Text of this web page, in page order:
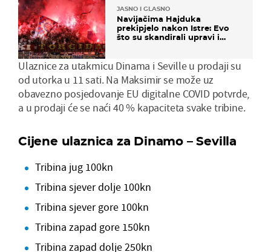
JASNO I GLASNO
Navijačima Hajduka
prekipjelo nakon Istre: Evo
što su skandirali upravi i
Ulaznice za utakmicu Dinama i Seville u prodaji su
od utorka u 11 sati. Na Maksimir se može uz
obavezno posjedovanje EU digitalne COVID potvrde,
a u prodaji će se naći 40 % kapaciteta svake tribine.
Cijene ulaznica za Dinamo – Sevilla
Tribina jug 100kn
Tribina sjever dolje 100kn
Tribina sjever gore 100kn
Tribina zapad gore 150kn
Tribina zapad dolje 250kn